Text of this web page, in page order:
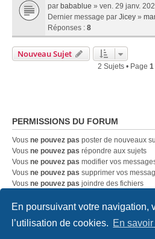
En poursuivant votre navigation,
l’utilisation de cookies. En
par babablue » ven. 29 janv.
Dernier message par Jicey »
Réponses : 8
Nouveau Sujet
2 Sujets • Page 1
PERMISSIONS DU FORUM
Vous ne pouvez pas poster de nouveaux
Vous ne pouvez pas répondre aux sujets
Vous ne pouvez pas modifier vos
Vous ne pouvez pas supprimer vos
Vous ne pouvez pas joindre des fichiers
Accueil Index du forum Nous